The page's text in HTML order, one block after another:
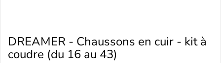
DREAMER - Chaussons en cuir - kit à
coudre (du 16 au 43)